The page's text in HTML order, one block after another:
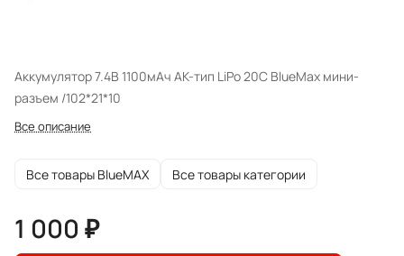
Аккумулятор 7.4В 1100мАч АК-тип LiPo 20С BlueMax мини-
разъем /102*21*10
Все описание
Все товары BlueMAX Все товары категории
1 000 ₽